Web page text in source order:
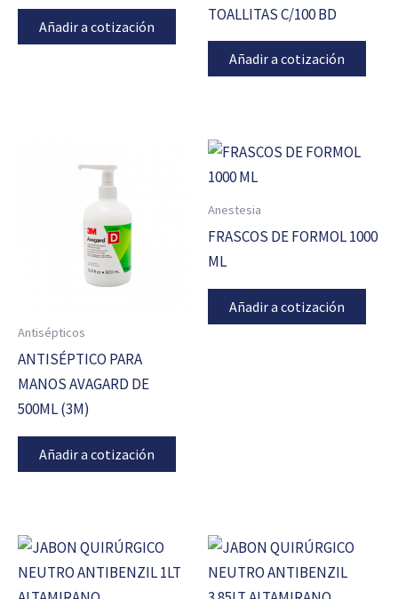
Añadir a cotización
TOALLITAS C/100 BD
Añadir a cotización
Antisépticos
ANTISÉPTICO PARA
MANOS AVAGARD DE
500ML (3M)
Añadir a cotización
Anestesia
FRASCOS DE FORMOL 1000
ML
Añadir a cotización